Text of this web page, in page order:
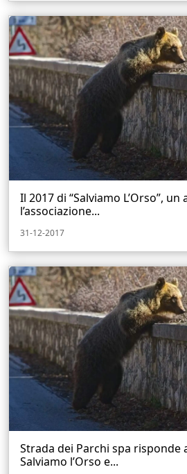
Il 2017 di “Salviamo L’Orso”,
l’associazione...
31-12-2017
Strada dei Parchi spa risponde
Salviamo l’Orso e...